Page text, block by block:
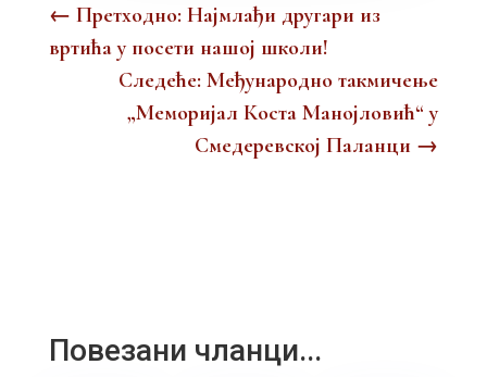
← Претходно: Најмлађи другари из
вртића у посети нашој школи!
Следеће: Међународно такмичење
„Меморијал Коста Манојловић“ у
Смедеревској Паланци →
Повезани чланци...